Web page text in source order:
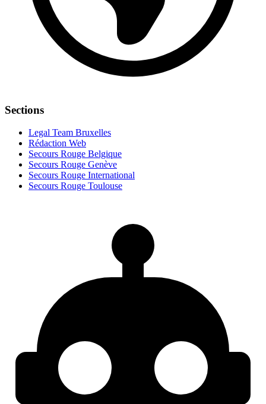
Sections
Legal Team Bruxelles
Rédaction Web
Secours Rouge Belgique
Secours Rouge Genève
Secours Rouge International
Secours Rouge Toulouse